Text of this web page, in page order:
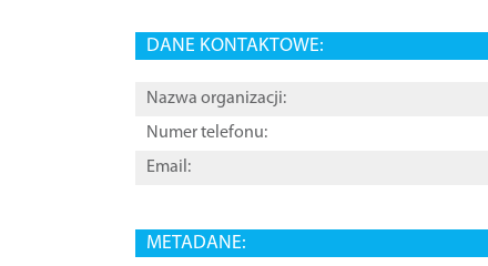
DANE KONTAKTOWE:
Nazwa organizacji:
Numer telefonu:
Email:
METADANE: